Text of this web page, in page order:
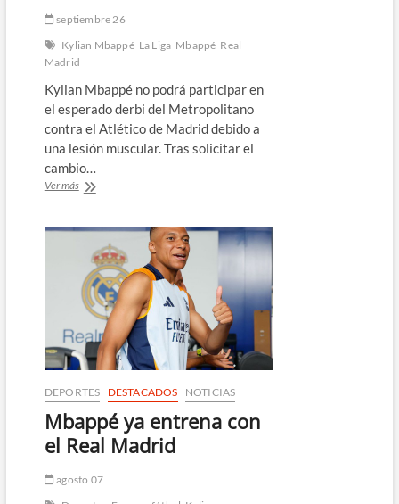
septiembre 26
Kylian Mbappé La Liga Mbappé Real
Madrid
Kylian Mbappé no podrá participar en
el esperado derbi del Metropolitano
contra el Atlético de Madrid debido a
una lesión muscular. Tras solicitar el
cambio…
Ver másMbappé
el
derbi
contra
el
Atlético
de
Madrid
DEPORTES DESTACADOS NOTICIAS
Mbappé ya entrena con
el Real Madrid
agosto 07